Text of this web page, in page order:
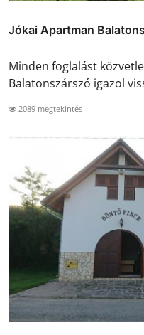
Jókai Apartman
Minden foglalást
Balatonszárszó igazol
2089 megtekintés